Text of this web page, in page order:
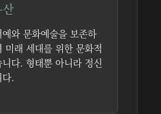
산
와 문화예술을 보존하
미래 세대를 위한 문화적
다. 형태뿐 아니라 정신
.